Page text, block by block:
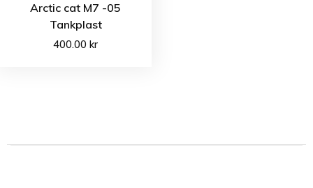
Arctic cat M7 -05
Tankplast
400.00kr